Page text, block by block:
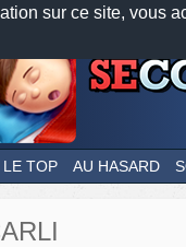
sur ce site, vous
LE TOP AU HASARD